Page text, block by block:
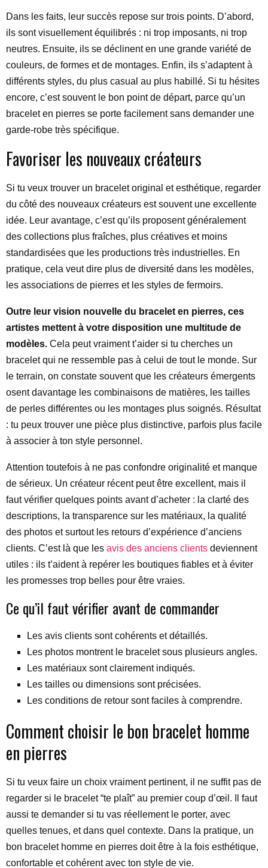
Dans les faits, leur succès repose sur trois points. D’abord,
ils sont visuellement équilibrés : ni trop imposants, ni trop
neutres. Ensuite, ils se déclinent en une grande variété de
couleurs, de formes et de montages. Enfin, ils s’adaptent à
différents styles, du plus casual au plus habillé. Si tu hésites
encore, c’est souvent le bon point de départ, parce qu’un
bracelet en pierres se porte facilement sans demander une
garde-robe très spécifique.
Favoriser les nouveaux créateurs
Si tu veux trouver un bracelet original et esthétique, regarder
du côté des nouveaux créateurs est souvent une excellente
idée. Leur avantage, c’est qu’ils proposent généralement
des collections plus fraîches, plus créatives et moins
standardisées que les productions très industrielles. En
pratique, cela veut dire plus de diversité dans les modèles,
les associations de pierres et les styles de fermoirs.
Outre leur vision nouvelle du bracelet en pierres, ces
artistes mettent à votre disposition une multitude de
modèles. Cela peut vraiment t’aider si tu cherches un
bracelet qui ne ressemble pas à celui de tout le monde. Sur
le terrain, on constate souvent que les créateurs émergents
osent davantage les combinaisons de matières, les tailles
de perles différentes ou les montages plus soignés. Résultat
: tu peux trouver une pièce plus distinctive, parfois plus facile
à associer à ton style personnel.
Attention toutefois à ne pas confondre originalité et manque
de sérieux. Un créateur récent peut être excellent, mais il
faut vérifier quelques points avant d’acheter : la clarté des
descriptions, la transparence sur les matériaux, la qualité
des photos et surtout les retours d’expérience d’anciens
clients. C’est là que les avis des anciens clients deviennent
utiles : ils t’aident à repérer les boutiques fiables et à éviter
les promesses trop belles pour être vraies.
Ce qu’il faut vérifier avant de commander
Les avis clients sont cohérents et détaillés.
Les photos montrent le bracelet sous plusieurs angles.
Les matériaux sont clairement indiqués.
Les tailles ou dimensions sont précisées.
Les conditions de retour sont faciles à comprendre.
Comment choisir le bon bracelet homme
en pierres
Si tu veux faire un choix vraiment pertinent, il ne suffit pas de
regarder si le bracelet “te plaît” au premier coup d’œil. Il faut
aussi te demander si tu vas réellement le porter, avec
quelles tenues, et dans quel contexte. Dans la pratique, un
bon bracelet homme en pierres doit être à la fois esthétique,
confortable et cohérent avec ton style de vie.